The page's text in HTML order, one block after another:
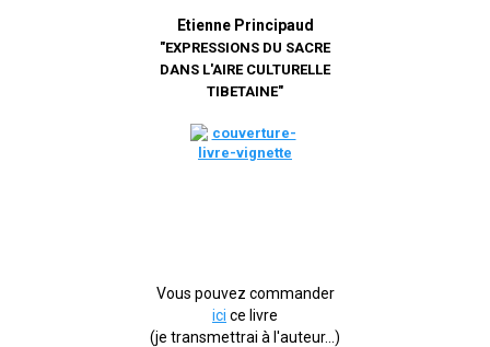
Etienne Principaud
"EXPRESSIONS DU SACRE
DANS L'AIRE CULTURELLE
TIBETAINE"
Vous pouvez commander
ici ce livre
(je transmettrai à l'auteur...)